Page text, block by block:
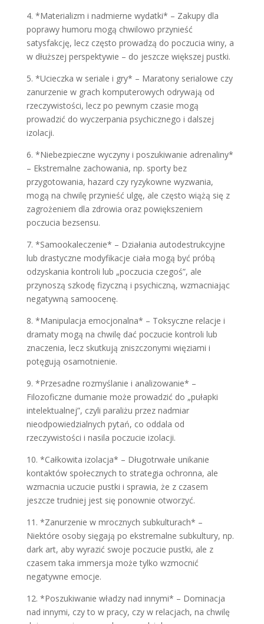
4. *Materializm i nadmierne wydatki* – Zakupy dla
poprawy humoru mogą chwilowo przynieść
satysfakcję, lecz często prowadzą do poczucia winy, a
w dłuższej perspektywie – do jeszcze większej pustki.
5. *Ucieczka w seriale i gry* – Maratony serialowe czy
zanurzenie w grach komputerowych odrywają od
rzeczywistości, lecz po pewnym czasie mogą
prowadzić do wyczerpania psychicznego i dalszej
izolacji.
6. *Niebezpieczne wyczyny i poszukiwanie adrenaliny*
– Ekstremalne zachowania, np. sporty bez
przygotowania, hazard czy ryzykowne wyzwania,
mogą na chwilę przynieść ulgę, ale często wiążą się z
zagrożeniem dla zdrowia oraz powiększeniem
poczucia bezsensu.
7. *Samookaleczenie* – Działania autodestrukcyjne
lub drastyczne modyfikacje ciała mogą być próbą
odzyskania kontroli lub „poczucia czegoś”, ale
przynoszą szkodę fizyczną i psychiczną, wzmacniając
negatywną samoocenę.
8. *Manipulacja emocjonalna* – Toksyczne relacje i
dramaty mogą na chwilę dać poczucie kontroli lub
znaczenia, lecz skutkują zniszczonymi więziami i
potęgują osamotnienie.
9. *Przesadne rozmyślanie i analizowanie* –
Filozoficzne dumanie może prowadzić do „pułapki
intelektualnej”, czyli paraliżu przez nadmiar
nieodpowiedzialnych pytań, co oddala od
rzeczywistości i nasila poczucie izolacji.
10. *Całkowita izolacja* – Długotrwałe unikanie
kontaktów społecznych to strategia ochronna, ale
wzmacnia uczucie pustki i sprawia, że z czasem
jeszcze trudniej jest się ponownie otworzyć.
11. *Zanurzenie w mrocznych subkulturach* –
Niektóre osoby sięgają po ekstremalne subkultury, np.
dark art, aby wyrazić swoje poczucie pustki, ale z
czasem taka immersja może tylko wzmocnić
negatywne emocje.
12. *Poszukiwanie władzy nad innymi* – Dominacja
nad innymi, czy to w pracy, czy w relacjach, na chwilę